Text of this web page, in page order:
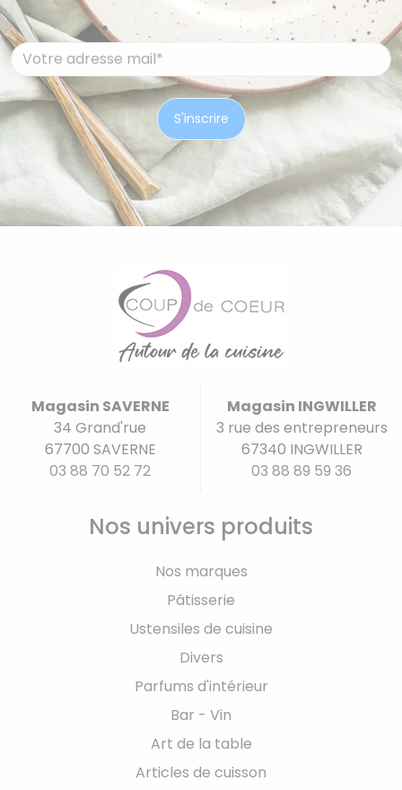
Magasin SAVERNE
34 Grand'rue
67700 SAVERNE
03 88 70 52 72
Magasin INGWILLER
3 rue des entrepreneurs
67340 INGWILLER
03 88 89 59 36
Nos univers produits
Nos marques
Pâtisserie
Ustensiles de cuisine
Divers
Parfums d'intérieur
Bar - Vin
Art de la table
Articles de cuisson